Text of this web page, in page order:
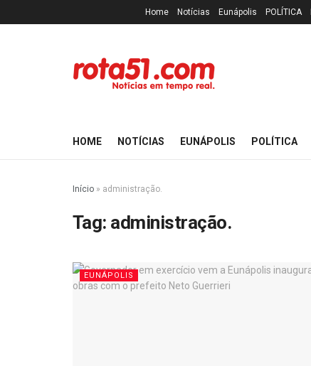
Home Notícias Eunápolis POLÍTICA
HOME NOTÍCIAS EUNÁPOLIS POLÍTICA
Início » administração.
Tag: administração.
EUNÁPOLIS